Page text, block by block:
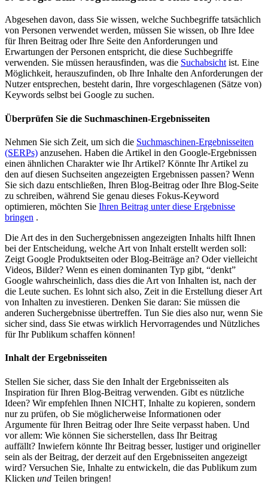
Abgesehen davon, dass Sie wissen, welche Suchbegriffe tatsächlich
von Personen verwendet werden, müssen Sie wissen, ob Ihre Idee
für Ihren Beitrag oder Ihre Seite den Anforderungen und
Erwartungen der Personen entspricht, die diese Suchbegriffe
verwenden. Sie müssen herausfinden, was die Suchabsichtist. Eine
Möglichkeit, herauszufinden, ob Ihre Inhalte den Anforderungen der
Nutzer entsprechen, besteht darin, Ihre vorgeschlagenen (Sätze von)
Keywords selbst bei Google zu suchen.
Überprüfen Sie die Suchmaschinen-Ergebnisseiten
Nehmen Sie sich Zeit, um sich die Suchmaschinen-Ergebnisseiten
(SERPs) anzusehen. Haben die Artikel in den Google-Ergebnissen
einen ähnlichen Charakter wie Ihr Artikel? Könnte Ihr Artikel zu
den auf diesen Suchseiten angezeigten Ergebnissen passen? Wenn
Sie sich dazu entschließen, Ihren Blog-Beitrag oder Ihre Blog-Seite
zu schreiben, während Sie genau dieses Fokus-Keyword
optimieren, möchten Sie Ihren Beitrag unter diese Ergebnisse
bringen .
Die Art des in den Suchergebnissen angezeigten Inhalts hilft Ihnen
bei der Entscheidung, welche Art von Inhalt erstellt werden soll:
Zeigt Google Produktseiten oder Blog-Beiträge an? Oder vielleicht
Videos, Bilder? Wenn es einen dominanten Typ gibt, “denkt”
Google wahrscheinlich, dass dies die Art von Inhalten ist, nach der
die Leute suchen. Es lohnt sich also, Zeit in die Erstellung dieser Art
von Inhalten zu investieren. Denken Sie daran: Sie müssen die
anderen Suchergebnisse übertreffen. Tun Sie dies also nur, wenn Sie
sicher sind, dass Sie etwas wirklich Hervorragendes und Nützliches
für Ihr Publikum schaffen können!
Inhalt der Ergebnisseiten
Stellen Sie sicher, dass Sie den Inhalt der Ergebnisseiten als
Inspiration für Ihren Blog-Beitrag verwenden. Gibt es nützliche
Ideen? Wir empfehlen Ihnen NICHT, Inhalte zu kopieren, sondern
nur zu prüfen, ob Sie möglicherweise Informationen oder
Argumente für Ihren Beitrag oder Ihre Seite verpasst haben. Und
vor allem: Wie können Sie sicherstellen, dass Ihr Beitrag
auffällt? Inwiefern könnte Ihr Beitrag besser, lustiger und origineller
sein als der Beitrag, der derzeit auf den Ergebnisseiten angezeigt
wird? Versuchen Sie, Inhalte zu entwickeln, die das Publikum zum
Klicken und Teilen bringen!